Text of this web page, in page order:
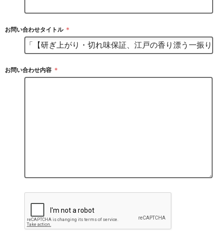
お問い合わせタイトル ＊
お問い合わせ内容 ＊